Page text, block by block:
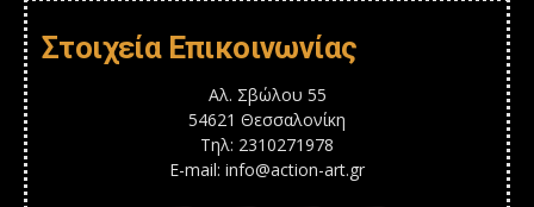
Στοιχεία Επικοινωνίας
Αλ. Σβώλου 55
54621 Θεσσαλονίκη
Τηλ: 2310271978
E-mail: info@action-art.gr